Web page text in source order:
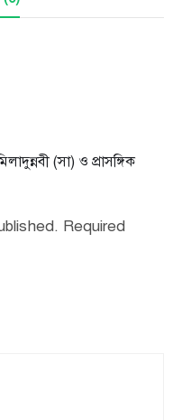
(সা) ও প্রাসঙ্গিক
Required